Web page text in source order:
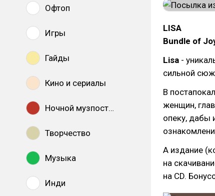
Офтоп
Игры
Гайды
Кино и сериалы
Ночной музпостинг
Творчество
Музыка
Инди
LISA
Bundle of
Lisa -
сильной
В
женщин,
опеку, дабы
А издание
на
на CD.